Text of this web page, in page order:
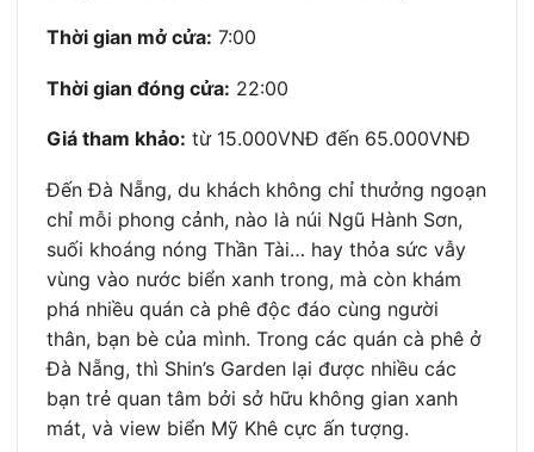
Thời gian mở cửa: 7:00
Thời gian đóng cửa: 22:00
Giá tham khảo: từ 15.000VNĐ đến 65.000VNĐ
Đến Đà Nẵng, du khách không chỉ thưởng ngoạn
chỉ mỗi phong cảnh, nào là núi Ngũ Hành Sơn,
suối khoáng nóng Thần Tài… hay thỏa sức vẫy
vùng vào nước biển xanh trong, mà còn khám
phá nhiều quán cà phê độc đáo cùng người
thân, bạn bè của mình. Trong các quán cà phê ở
Đà Nẵng, thì Shin’s Garden lại được nhiều các
bạn trẻ quan tâm bởi sở hữu không gian xanh
mát, và view biển Mỹ Khê cực ấn tượng.